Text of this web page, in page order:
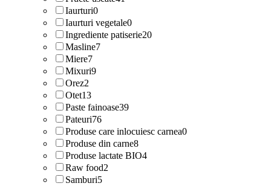
Iaurturi0
Iaurturi vegetale0
Ingrediente patiserie20
Masline7
Miere7
Mixuri9
Orez2
Otet13
Paste fainoase39
Pateuri76
Produse care inlocuiesc carnea0
Produse din carne8
Produse lactate BIO4
Raw food2
Samburi5